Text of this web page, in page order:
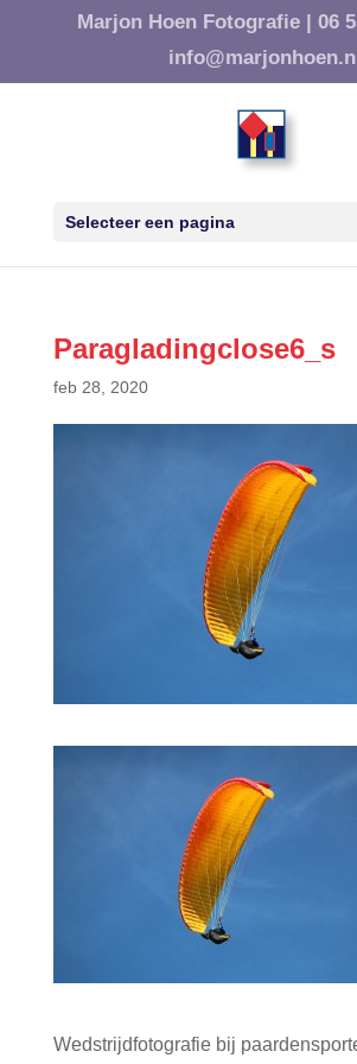
Marjon Hoen Fotografie | 06
Selecteer een pagina
Paragladingclose6_s
feb 28, 2020
Wedstrijdfotografie bij